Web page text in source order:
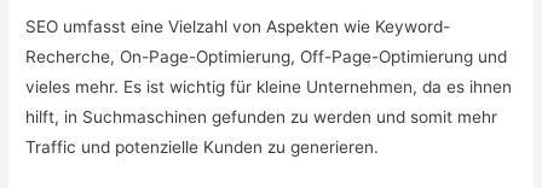
SEO umfasst eine Vielzahl von Aspekten wie Keyword-
Recherche, On-Page-Optimierung, Off-Page-Optimierung und
vieles mehr. Es ist wichtig für kleine Unternehmen, da es ihnen
hilft, in Suchmaschinen gefunden zu werden und somit mehr
Traffic und potenzielle Kunden zu generieren.